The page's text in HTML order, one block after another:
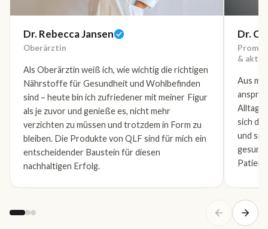
Dr. Rebecca Jansen
Oberärztin
Als Oberärztin weiß ich, wie wichtig die richtigen
Nährstoffe für Gesundheit und Wohlbefinden
sind – heute bin ich zufriedener mit meiner Figur
als je zuvor und genieße es, nicht mehr
verzichten zu müssen und trotzdem in Form zu
bleiben. Die Produkte von QLF sind für mich ein
entscheidender Baustein für diesen
nachhaltigen Erfolg.
Dr.
&
Aus
Alltag
sich
und